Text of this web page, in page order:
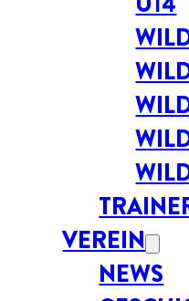
VEREIN
NEWS